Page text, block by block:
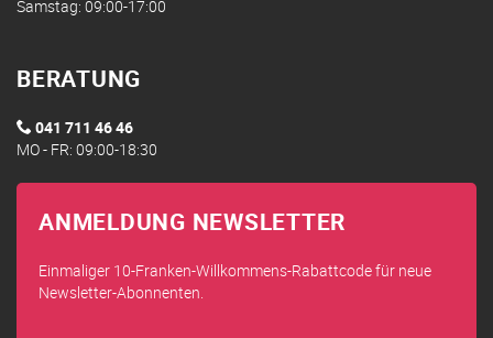
Samstag: 09:00-17:00
BERATUNG
041 711 46 46
MO - FR: 09:00-18:30
ANMELDUNG NEWSLETTER
Einmaliger 10-Franken-Willkommens-Rabattcode für neue
Newsletter-Abonnenten.